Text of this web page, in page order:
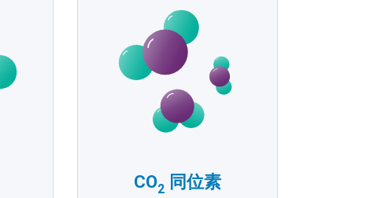
CO2 同位素